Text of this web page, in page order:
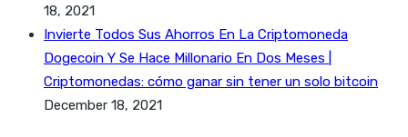
18, 2021
Invierte Todos Sus Ahorros En La Criptomoneda
Dogecoin Y Se Hace Millonario En Dos Meses |
Criptomonedas: cómo ganar sin tener un solo bitcoin
December 18, 2021